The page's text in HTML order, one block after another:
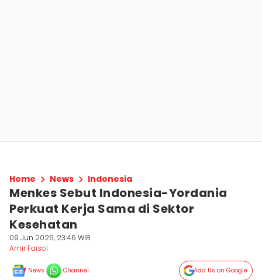
Home News Indonesia
Menkes Sebut Indonesia-Yordania
Perkuat Kerja Sama di Sektor
Kesehatan
09 Jun 2026, 23:46 WIB
Amir Faisol
News Channel Add Us on Google